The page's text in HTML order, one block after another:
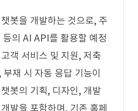
봇을 개발하는 것으로, 주
의 AI API를 활용할 예정
객 서비스 및 지원, 저축
재 시 자동 응답 기능이
봇의 기획, 디자인, 개발
발을 포함하며, 기존 홈페